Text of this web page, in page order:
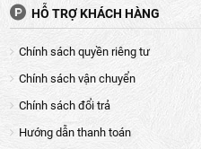
HỖ TRỢ KHÁCH HÀNG
Chính sách quyền riêng tư
Chính sách vận chuyển
Chính sách đổi trả
Hướng dẫn thanh toán